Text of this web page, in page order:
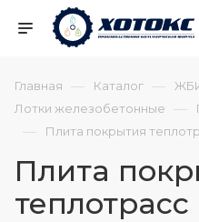
Главная — Каталог —
Лотки железобетонные —
— Плита покрытия
Плита
теплотрасс